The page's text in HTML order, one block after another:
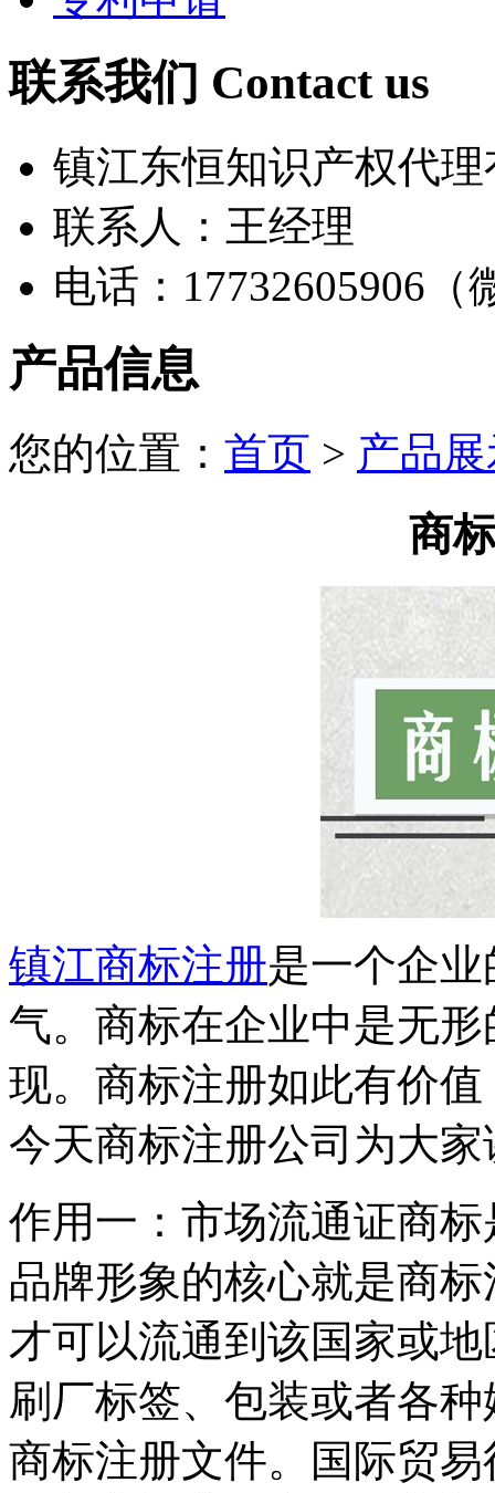
联系我们 Contact us
镇江东恒知识产权代
联系人：王经理
电话：17732605906（
产品信息
您的位置： 首页 > 产品
商
镇江商标注册是一个企
气。商标在企业中是无
现。商标注册如此有价
今天商标注册公司为大
作用一：市场流通证商
品牌形象的核心就是商
才可以流通到该国家或
刷厂标签、包装或者各
商标注册文件。国际贸